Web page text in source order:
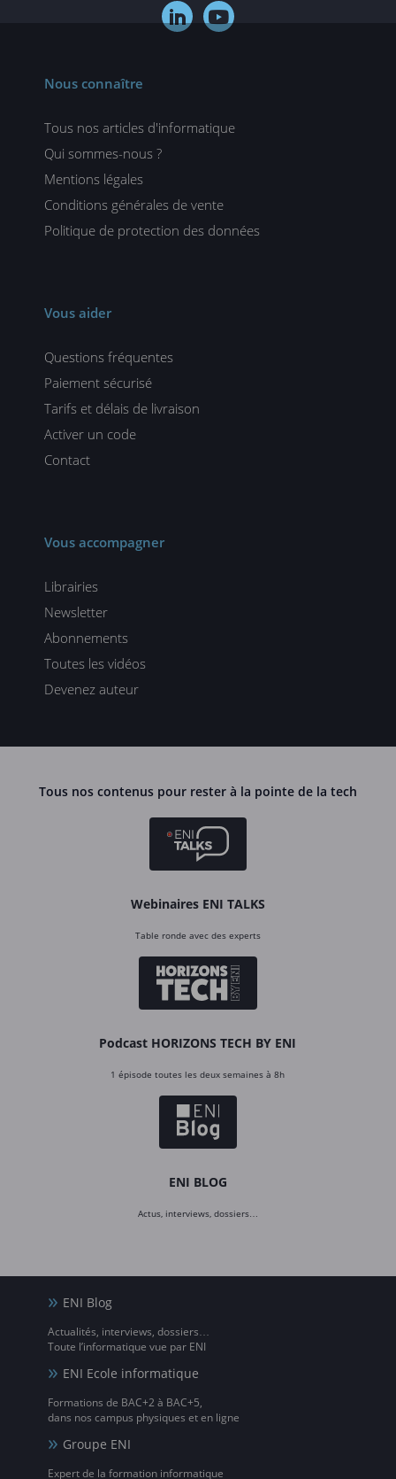
 
Nous connaître
Tous nos articles d'informatique
Qui sommes-nous ?
Mentions légales
Conditions générales de vente
Politique de protection des données
Vous aider
Questions fréquentes
Paiement sécurisé
Tarifs et délais de livraison
Activer un code
Contact
Vous accompagner
Librairies
Newsletter
Abonnements
Toutes les vidéos
Devenez auteur
Tous nos contenus pour rester à la pointe de la tech
Webinaires ENI TALKS
Table ronde avec des experts
Podcast HORIZONS TECH BY ENI
1 épisode toutes les deux semaines à 8h
ENI BLOG
Actus, interviews, dossiers…
ENI Blog
Actualités, interviews, dossiers…
Toute l’informatique vue par ENI
ENI Ecole informatique
Formations de BAC+2 à BAC+5,
dans nos campus physiques et en ligne
Groupe ENI
Expert de la formation informatique